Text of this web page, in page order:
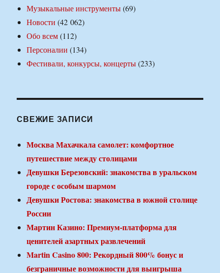
Музыкальные инструменты(69)
Новости (42 062)
Обо всем(112)
Персоналии (134)
Фестивали, конкурсы, концерты(233)
СВЕЖИЕ ЗАПИСИ
Москва Махачкала самолет: комфортное
путешествие между столицами
Девушки Березовский: знакомства в уральском
городе с особым шармом
Девушки Ростова: знакомства в южной столице
России
Мартин Казино: Премиум-платформа для
ценителей азартных развлечений
Martin Casino 800: Рекордный 800% бонус и
безграничные возможности для выигрыша